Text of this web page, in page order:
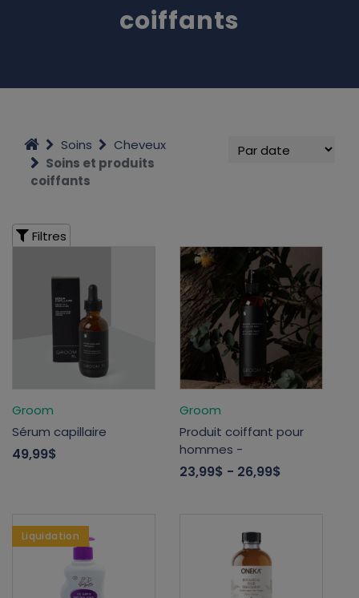
coiffants
Soins
Cheveux
Soins et produits
coiffants
Filtres
Groom
Sérum capillaire
49,99$
Groom
Produit coiffant pour
hommes -
23,99$ - 26,99$
Liquidation